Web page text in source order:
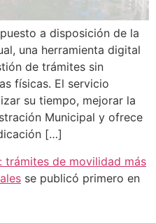
a disposición de la
una herramienta digital
de trámites sin
físicas. El servicio
su tiempo, mejorar la
Municipal y ofrece
[…]
trámites de movilidad más
se publicó primero en